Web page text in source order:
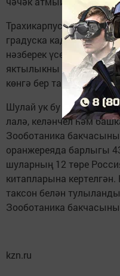
Трахикарпус,
градуска кадәр түзә
нәзберек үсемлек
яктылыкны аеруча
көнгә бер тапкыр
Шулай ук бу язда
лалә, келәнчел һәм
Зооботаника
оранжереяда барлыгы
шуларның 12 төре
китапларына кертелгән.
таксон белән
Зооботаника
kzn.ru